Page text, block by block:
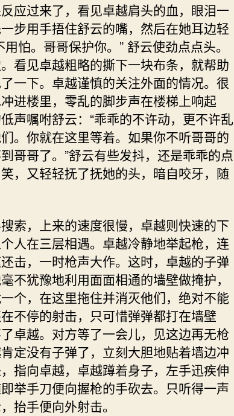
过来了，看见卓越肩头的血，眼泪一
步用手捂住舒云的嘴，然后在她耳边轻
怕。哥哥保护你。” 舒云使劲点点头。
看见卓越粗略的撕下一块布条，就帮助
一下。卓越谨慎的关注外面的情况。很
进楼里，零乱的脚步声在楼梯上响起
声嘱咐舒云：“乖乖的不许动，更不许乱
。你就在这里等着。如果你不听哥哥的
哥哥了。”舒云有些发抖，还是乖乖的点
，又轻轻抚了抚她的头，暗自咬牙，随
，上来的速度很慢，卓越则快速的下
人在三层相遇。卓越冷静地举起枪，连
击，一时枪声大作。这时，卓越的子弹
不犹豫地利用面面相通的墙壁做掩护，
个，在这里拖住并消灭他们，绝对不能
不停的射击，只可惜弹弹都打在墙壁
卓越。对方等了一会儿，见这边再无枪
定没有子弹了，立刻大胆地贴着墙边冲
指向卓越，卓越蹲着身子，左手迅疾伸
举手刀便向握枪的手砍去。只听得一声
抬手便向外射击。